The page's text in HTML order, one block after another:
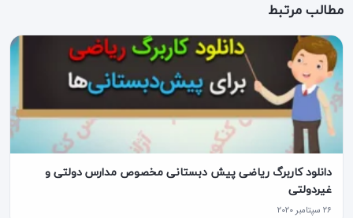
مطالب مرتبط
دانلود کاربرگ ریاضی پیش دبستانی مخصوص مدارس دولتی و
غیردولتی
۲۶ سپتامبر ۲۰۲۰